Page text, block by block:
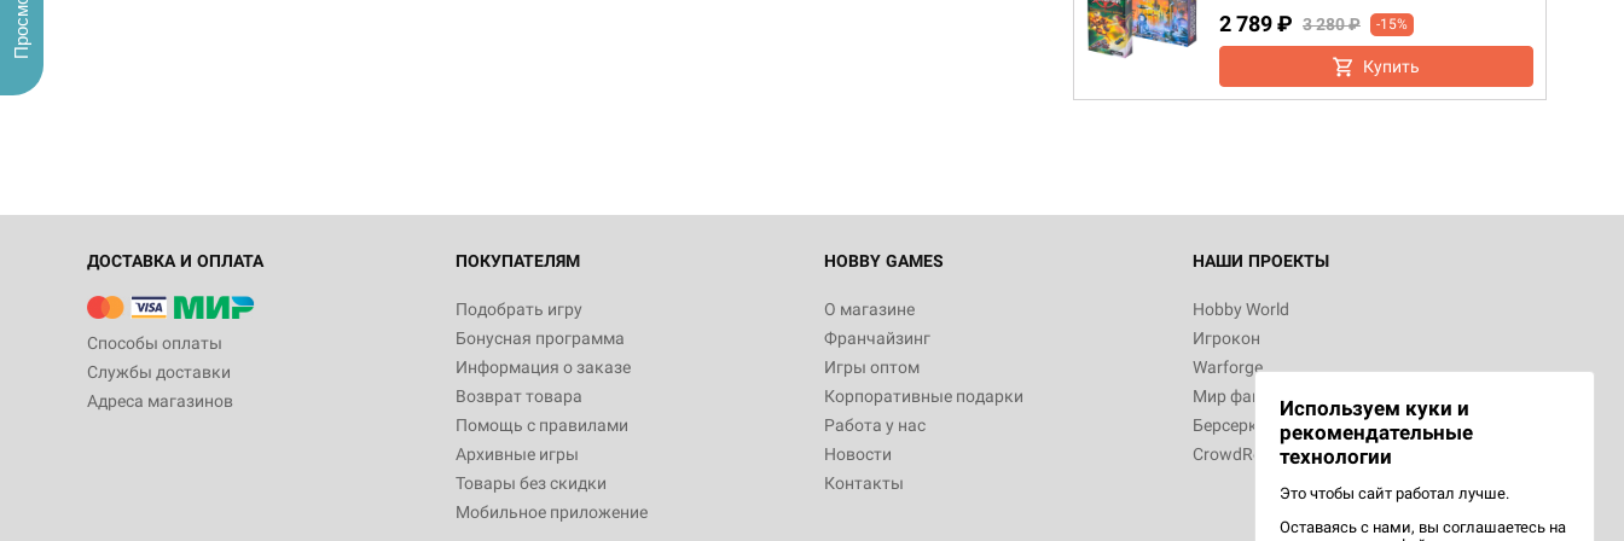
2 789 ₽ 3 280 ₽ -15%
Купить
ДОСТАВКА И ОПЛАТА
Способы оплаты
Службы доставки
Адреса магазинов
ПОКУПАТЕЛЯМ
Подобрать игру
Бонусная программа
Информация о заказе
Возврат товара
Помощь с правилами
Архивные игры
Товары без скидки
Мобильное приложение
HOBBY GAMES
О магазине
Франчайзинг
Игры оптом
Корпоративные подарки
Работа у нас
Новости
Контакты
НАШИ ПРОЕКТЫ
Hobby World
Игрокон
Warforge
Мир фантастики
Берсерк
CrowdRepublic
Используем куки и
рекомендательные
технологии
Это чтобы сайт работал лучше.
Оставаясь с нами, вы соглашаетесь на
Настольная игра Hobby World Монстры
Белая смерть
12 990
Настольная игра Hobby World Ужас
3 490